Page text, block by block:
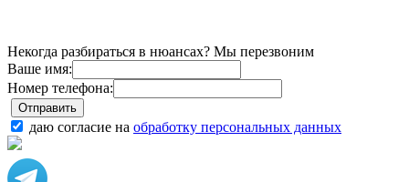
Некогда разбираться в нюансах? Мы перезвоним
Ваше имя:
Номер телефона:
даю согласие на обработку персональных данных